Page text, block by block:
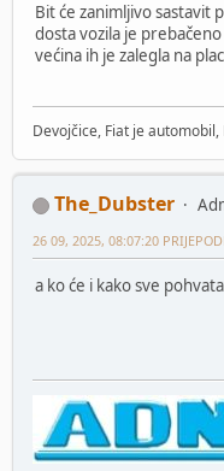
Bit će zanimljivo sastavit
dosta vozila je
većina ih je zalegla na
Devojčice, Fiat je
The_Dubster
26 09, 2025, 08:07:20
a ko će i kako sve